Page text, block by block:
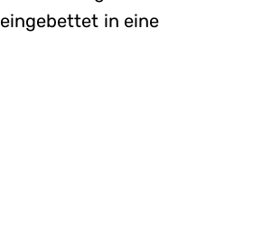
eingebettet in eine